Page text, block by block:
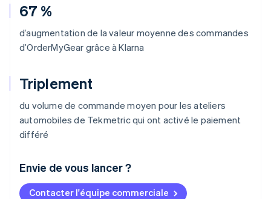
67 %
d’augmentation de la valeur moyenne des commandes
d’OrderMyGear grâce à Klarna
Triplement
du volume de commande moyen pour les ateliers
automobiles de Tekmetric qui ont activé le paiement
différé
Envie de vous lancer ?
Contacter l'équipe commerciale